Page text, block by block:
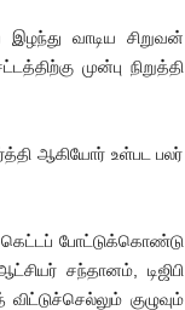
வாடிய சிறுவன்
முன்பு நிறுத்தி
ஆகியோர் உள்பட பலர்
கெட்டப் போட்டுக்கொண்டு
சந்தானம், டிஜிபி
குழுவும்